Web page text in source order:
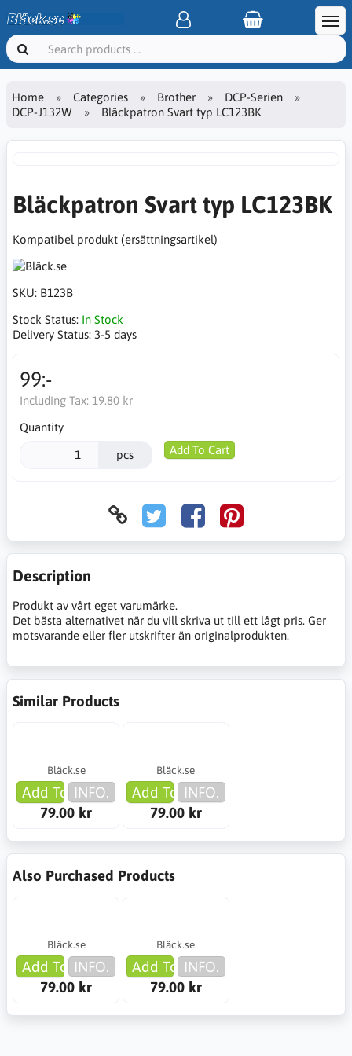
Home Categories Brother
DCP-Serien
DCP-J132W
Bläckpatron Svart typ LC123BK
Bläckpatron Svart typ LC123BK
Kompatibel produkt (ersättningsartikel)
SKU: B123B
Stock Status: In Stock
Delivery Status: 3-5 days
99:-
Including Tax: 19.80 kr
Quantity
pcs Add To Cart
Description
Produkt av vårt eget varumärke.
Det bästa alternativet när du vill skriva ut till ett lågt pris. Ger
motsvarande eller fler utskrifter än originalprodukten.
Similar Products
Bläck.se
Add To Cart
INFO.
79.00 kr
Bläck.se
Add To Cart
INFO.
79.00 kr
Also Purchased Products
Bläck.se
Add To Cart
INFO.
79.00 kr
Bläck.se
Add To Cart
INFO.
79.00 kr